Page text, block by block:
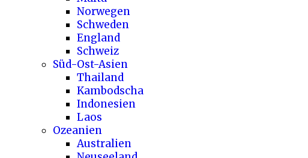
Norwegen
Schweden
England
Schweiz
Süd-Ost-Asien
Thailand
Kambodscha
Indonesien
Laos
Ozeanien
Australien